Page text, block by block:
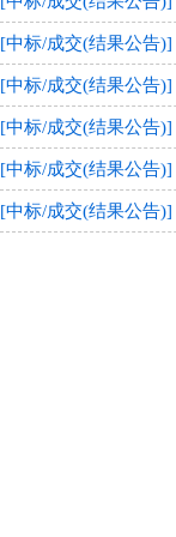
[中标/成交(结果公告)]
[中标/成交(结果公告)]
[中标/成交(结果公告)]
[中标/成交(结果公告)]
[中标/成交(结果公告)]